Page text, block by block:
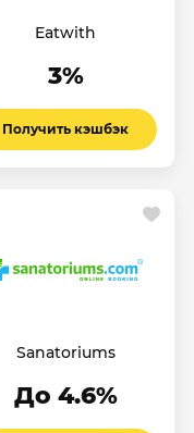
Eatwith
3%
Получить кэшбэк
Sanatoriums
До 4.6%